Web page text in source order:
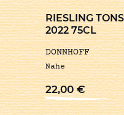
RIESLING
2022 75CL
DONNHOFF
Nahe
22,00€